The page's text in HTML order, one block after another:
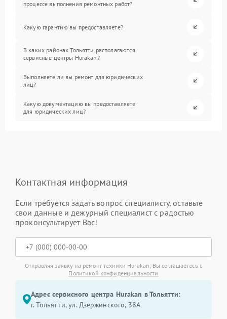
процессе выполнения ремонтных работ?
Какую гарантию вы предоставляете?
В каких районах Тольятти располагаются
сервисные центры Hurakan?
Выполняете ли вы ремонт для юридических
лиц?
Какую документацию вы предоставляете
для юридических лиц?
Контактная информация
Если требуется задать вопрос специалисту, оставьте
свои данные и дежурный специалист с радостью
проконсультирует Вас!
Отправляя заявку на ремонт техники Hurakan, Вы соглашаетесь с
Политикой конфиденциальности
Адрес сервисного центра Hurakan в Тольятти:
г. Тольятти, ул. Дзержинского, 38А